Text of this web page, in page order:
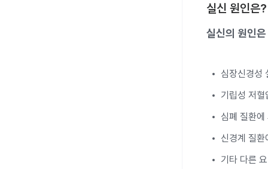
실신 원인은?
실신의 원인
심장신경성
기립성 저
심폐 질환에
신경계 질
기타 다른